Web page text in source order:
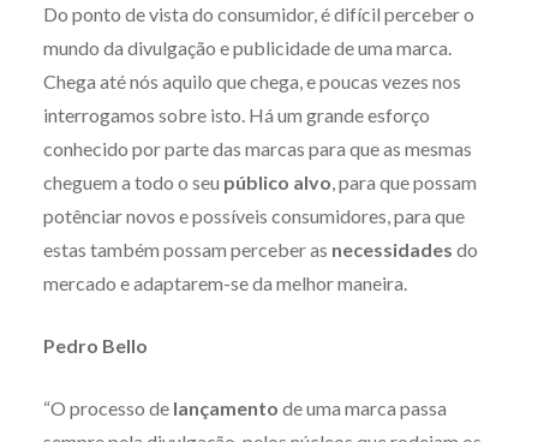
Do ponto de vista do consumidor, é difícil perceber o
mundo da divulgação e publicidade de uma marca.
Chega até nós aquilo que chega, e poucas vezes nos
interrogamos sobre isto. Há um grande esforço
conhecido por parte das marcas para que as mesmas
cheguem a todo o seu público alvo , para que possam
potênciar novos e possíveis consumidores, para que
estas também possam perceber as necessidades do
mercado e adaptarem-se da melhor maneira.
Pedro Bello
“O processo de lançamento de uma marca passa